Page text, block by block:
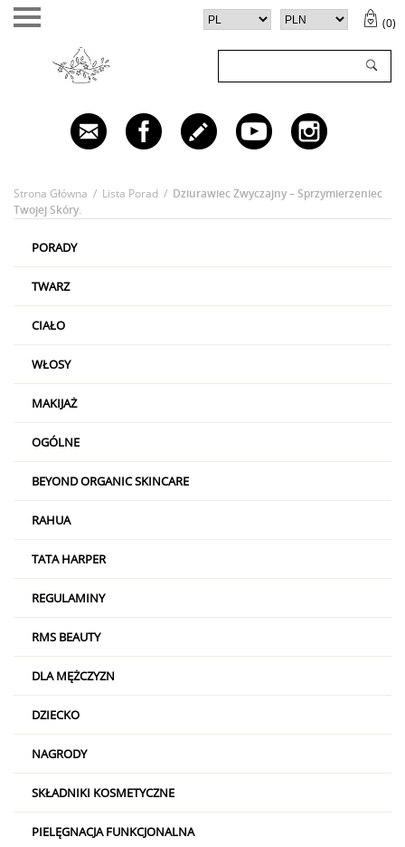
(0)
✕
TWÓJ KOSZYK (
Twój koszyk jest pusty
Strona Główna / Lista Porad / Dziurawiec Zwyczajny – Sprzymierzeniec
Twojej Skóry.
PORADY
TWARZ
CIAŁO
WŁOSY
MAKIJAŻ
OGÓLNE
BEYOND ORGANIC SKINCARE
RAHUA
TATA HARPER
REGULAMINY
RMS BEAUTY
DLA MĘŻCZYZN
DZIECKO
NAGRODY
SKŁADNIKI KOSMETYCZNE
PIELĘGNACJA FUNKCJONALNA